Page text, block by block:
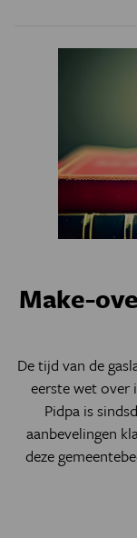
Make-
De tijd van de
eerste wet over
Pidpa is
aanbevelingen
deze